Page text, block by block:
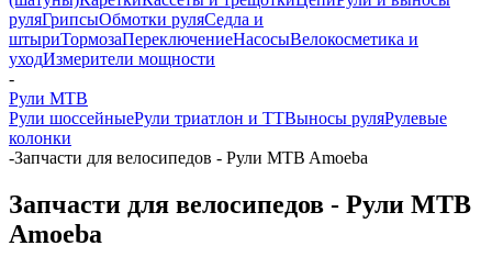
руляГрипсыОбмотки руляСедла и
штыриТормозаПереключениеНасосыВелокосметика и
уходИзмерители мощности
-
Рули MTB
Рули шоссейныеРули триатлон и ТТВыносы руляРулевые
колонки
-Запчасти для велосипедов - Рули MTB Amoeba
Запчасти для велосипедов - Рули MTB
Amoeba